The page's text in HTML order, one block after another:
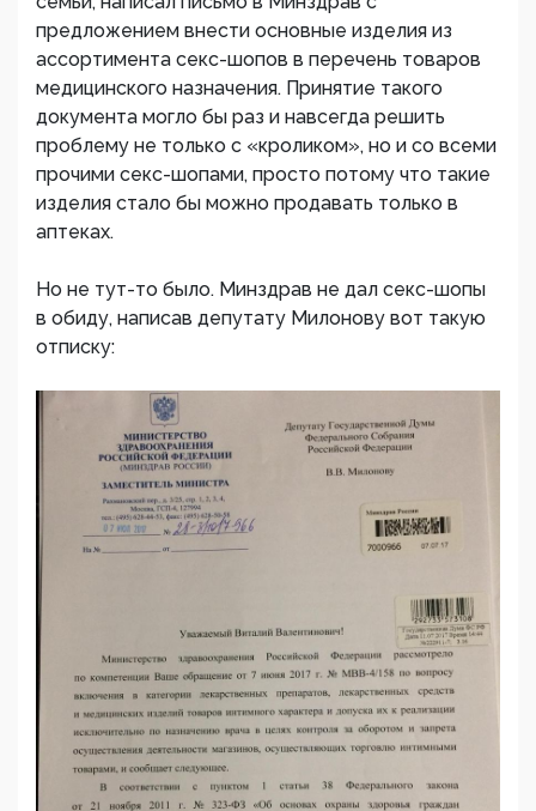
предложением внести основные изделия из
ассортимента секс-шопов в перечень товаров
медицинского назначения. Принятие такого
документа могло бы раз и навсегда решить
проблему не только с «кроликом», но и со всеми
прочими секс-шопами, просто потому что такие
изделия стало бы можно продавать только в
аптеках.
Но не тут-то было. Минздрав не дал секс-шопы
в обиду, написав депутату Милонову вот такую
отписку: